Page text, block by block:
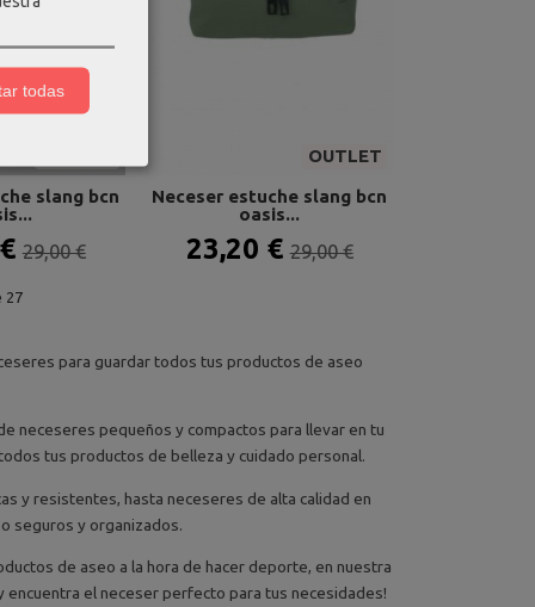
slang bcn
29,00 €
OUTLET
Neceser estuche slang bcn
oasis...
23,20 €29,00 €
27
para guardar todos tus productos de aseo
neceseres pequeños y compactos para llevar en tu
tus productos de belleza y cuidado personal.
y resistentes, hasta neceseres de alta calidad en
seguros y organizados.
de aseo a la hora de hacer deporte, en nuestra
encuentra el neceser perfecto para tus necesidades!
todas